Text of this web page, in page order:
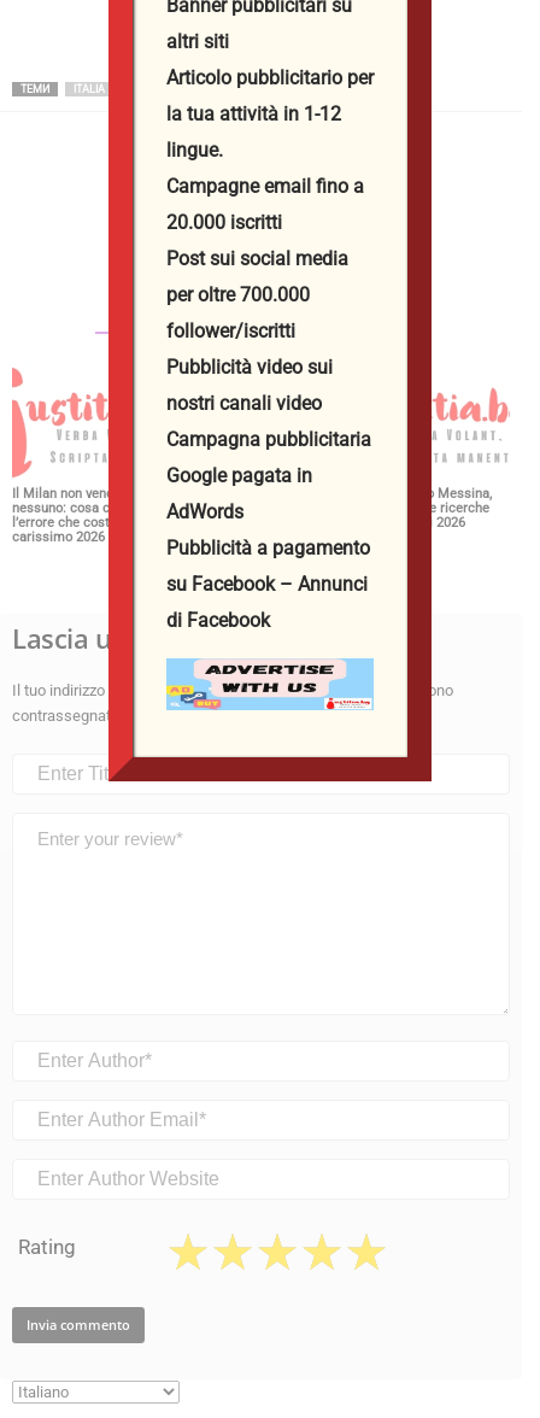
ТЕМИ ITALIA
Юстиция Иванова
http://iustitia.bg/
СВЪРЗАНИ СТАТИИ
Il Milan non vende
nessuno: cosa c’è dietro
l’errore che costa
carissimo 2026
Dal Governo 100 milioni di
euro per i danni del sisma
2026
Crollo edificio Messina,
proseguono le ricerche
dei 2 dispersi 2026
Lascia un commento
Il tuo indirizzo email non sarà pubblicato.
I campi obbligatori sono
contrassegnati
Rating
Banner pubblicitari su
altri siti
Articolo pubblicitario per
la tua attività in 1-12
lingue.
Campagne email fino a
20.000 iscritti
Post sui social media
per oltre 700.000
follower/iscritti
Pubblicità video sui
nostri canali video
Campagna pubblicitaria
Google pagata in
AdWords
Pubblicità a pagamento
su Facebook – Annunci
di Facebook